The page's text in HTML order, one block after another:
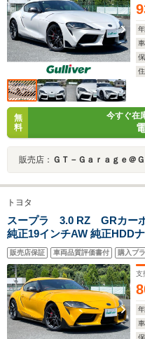
無
料
今すぐ在
販売店： ＧＴ－Ｇａｒａｇｅ＠
トヨタ
スープラ 3.0 RZ GRカー
純正19インチAW 純正HDD
ラ 赤/黒ハーフレザーシート
扱説明書 スペアキー
販売店保証 車両品質評価書付 購入プ
支